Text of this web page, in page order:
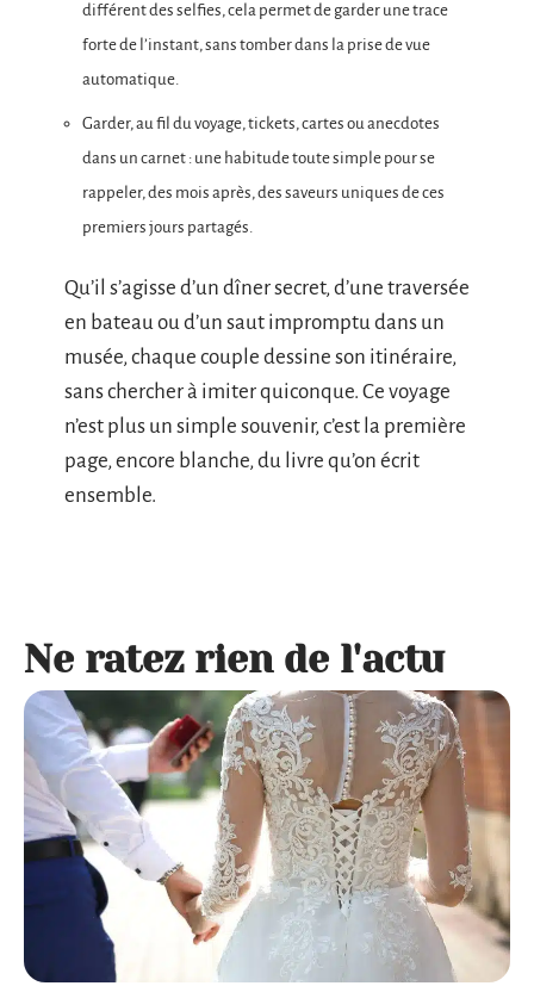
différent des selfies, cela permet de garder une trace
forte de l’instant, sans tomber dans la prise de vue
automatique.
Garder, au fil du voyage, tickets, cartes ou anecdotes
dans un carnet : une habitude toute simple pour se
rappeler, des mois après, des saveurs uniques de ces
premiers jours partagés.
Qu’il s’agisse d’un dîner secret, d’une traversée
en bateau ou d’un saut impromptu dans un
musée, chaque couple dessine son itinéraire,
sans chercher à imiter quiconque. Ce voyage
n’est plus un simple souvenir, c’est la première
page, encore blanche, du livre qu’on écrit
ensemble.
Ne ratez rien de l'actu